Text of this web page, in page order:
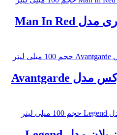
ادو تویلت مردانه فراری مدل Man In Red
ادوپرفیوم مردانه دلوکس مدل Avantgarde